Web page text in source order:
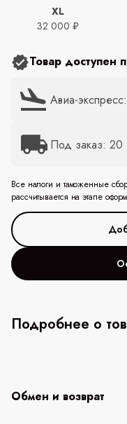
XL
32 000 ₽
Товар доступен
Авиа-
Под заказ: 20
Все налоги и таможенные
рассчитывается на этапе
Подробнее о
Обмен и возврат